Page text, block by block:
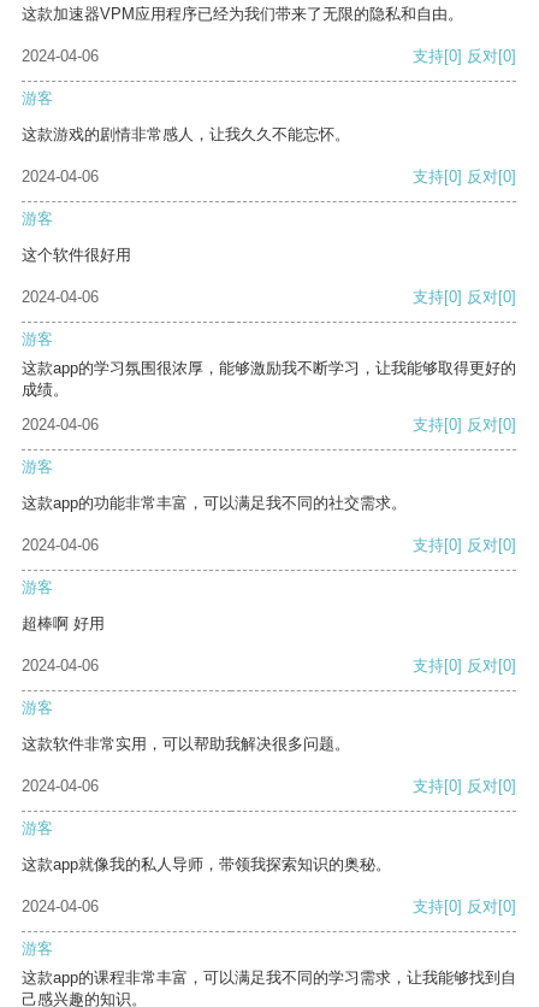
这款加速器VPM应用程序已经为我们带来了无限的隐私和自由。
2024-04-06 支持[0] 反对[0]
游客
这款游戏的剧情非常感人，让我久久不能忘怀。
2024-04-06 支持[0] 反对[0]
游客
这个软件很好用
2024-04-06 支持[0] 反对[0]
游客
这款app的学习氛围很浓厚，能够激励我不断学习，让我能够取得更好的
成绩。
2024-04-06
支持[0] 反对[0]
游客
这款app的功能非常丰富，可以满足我不同的社交需求。
2024-04-06 支持[0] 反对[0]
游客
超棒啊 好用
2024-04-06 支持[0] 反对[0]
游客
这款软件非常实用，可以帮助我解决很多问题。
2024-04-06 支持[0] 反对[0]
游客
这款app就像我的私人导师，带领我探索知识的奥秘。
2024-04-06 支持[0] 反对[0]
游客
这款app的课程非常丰富，可以满足我不同的学习需求，让我能够找到自
己感兴趣的知识。